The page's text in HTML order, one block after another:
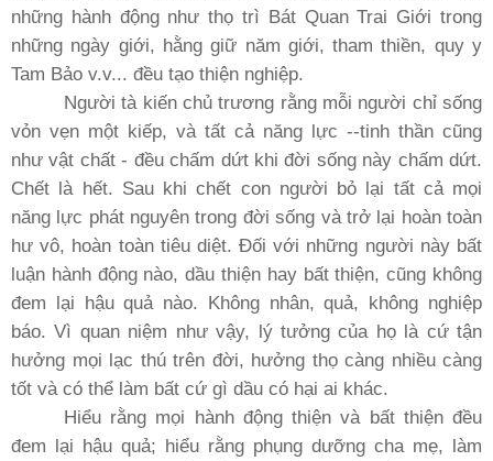
những hành động như thọ trì Bát Quan Trai Giới trong
những ngày giới, hằng giữ năm giới, tham thiền, quy y
Tam Bảo v.v... đều tạo thiện nghiệp.
Người tà kiến chủ trương rằng mỗi người chỉ sống
vỏn vẹn một kiếp, và tất cả năng lực --tinh thần cũng
như vật chất - đều chấm dứt khi đời sống này chấm dứt.
Chết là hết. Sau khi chết con người bỏ lại tất cả mọi
năng lực phát nguyên trong đời sống và trở lại hoàn toàn
hư vô, hoàn toàn tiêu diệt. Ðối với những người này bất
luận hành động nào, dầu thiện hay bất thiện, cũng không
đem lại hậu quả nào. Không nhân, quả, không nghiệp
báo. Vì quan niệm như vậy, lý tưởng của họ là cứ tận
hưởng mọi lạc thú trên đời, hưởng thọ càng nhiều càng
tốt và có thể làm bất cứ gì dầu có hại ai khác.
Hiểu rằng mọi hành động thiện và bất thiện đều
đem lại hậu quả; hiểu rằng phụng dưỡng cha mẹ, làm